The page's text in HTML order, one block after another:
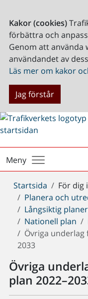
Kakor (cookies)
förbättra och
Genom att använda
användandet av
Läs mer om kakor
Jag förstår
Meny
Du
är
här:
Startsida
För dig
Planera och
Långsiktig
Nationell plan
Övriga underlag
2033
Övriga
plan